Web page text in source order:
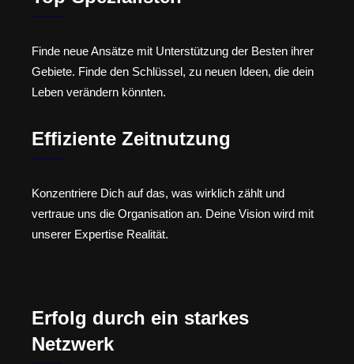
Finde neue Ansätze mit Unterstützung der Besten ihrer
Gebiete. Finde den Schlüssel, zu neuen Ideen, die dein
Leben verändern könnten.
Effiziente Zeitnutzung
Konzentriere Dich auf das, was wirklich zählt und
vertraue uns die Organisation an. Deine Vision wird mit
unserer Expertise Realität.
Erfolg durch ein starkes
Netzwerk